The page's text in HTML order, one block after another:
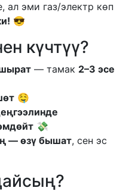
ал эми газ/электр көп
😎
күчтүү?
— тамак 2–3 эсе
🤤
💸
— өзү бышат, сен эс